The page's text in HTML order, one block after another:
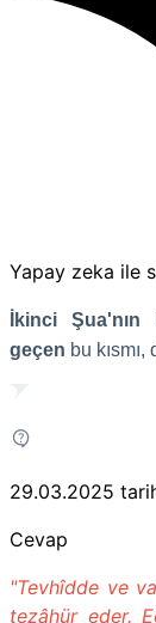
Yapay zeka ile
İkinci Şua'nın
geçen bu
29.03.2025
Cevap
"Tevhîdde ve
tezâhür eder.